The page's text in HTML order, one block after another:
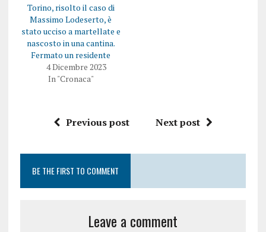
Torino, risolto il caso di
Massimo Lodeserto, è
stato ucciso a martellate e
nascosto in una cantina.
Fermato un residente
4 Dicembre 2023
In "Cronaca"
Previous post Next post
BE THE FIRST TO COMMENT
Leave a comment